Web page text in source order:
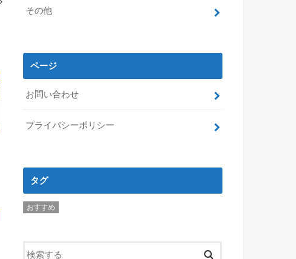
その他
ページ
お問い合わせ
プライバシーポリシー
タグ
おすすめ